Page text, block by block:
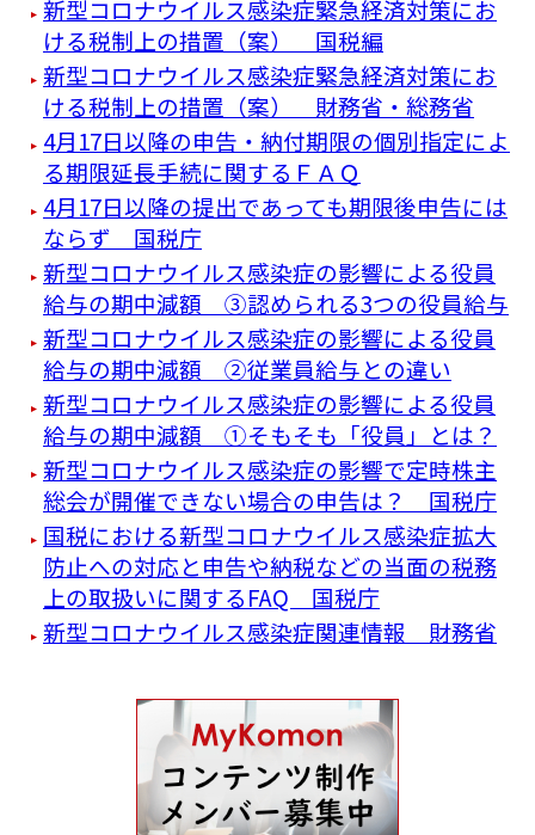
新型コロナウイルス感染症緊急経済対策にお
ける税制上の措置（案） 国税編
新型コロナウイルス感染症緊急経済対策にお
ける税制上の措置（案） 財務省・総務省
4月17日以降の申告・納付期限の個別指定によ
る期限延長手続に関するＦＡＱ
4月17日以降の提出であっても期限後申告には
ならず 国税庁
新型コロナウイルス感染症の影響による役員
給与の期中減額 ③認められる3つの役員給与
新型コロナウイルス感染症の影響による役員
給与の期中減額 ②従業員給与との違い
新型コロナウイルス感染症の影響による役員
給与の期中減額 ①そもそも「役員」とは？
新型コロナウイルス感染症の影響で定時株主
総会が開催できない場合の申告は？ 国税庁
国税における新型コロナウイルス感染症拡大
防止への対応と申告や納税などの当面の税務
上の取扱いに関するFAQ 国税庁
新型コロナウイルス感染症関連情報 財務省